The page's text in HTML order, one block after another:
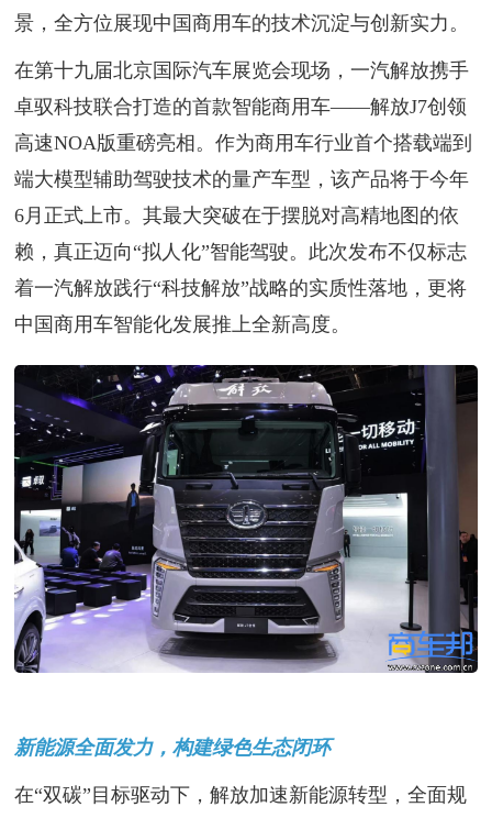
景，全方位展现中国商用车的技术沉淀与创新实力。
在第十九届北京国际汽车展览会现场，一汽解放携手
卓驭科技联合打造的首款智能商用车——解放J7创领
高速NOA版重磅亮相。作为商用车行业首个搭载端到
端大模型辅助驾驶技术的量产车型，该产品将于今年
6月正式上市。其最大突破在于摆脱对高精地图的依
赖，真正迈向“拟人化”智能驾驶。此次发布不仅标志
着一汽解放践行“科技解放”战略的实质性落地，更将
中国商用车智能化发展推上全新高度。
新能源全面发力，构建绿色生态闭环
在“双碳”目标驱动下，解放加速新能源转型，全面规